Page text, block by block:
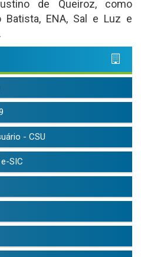
de Queiroz, como
Batista, ENA, Sal e Luz e
- CSU
SIC